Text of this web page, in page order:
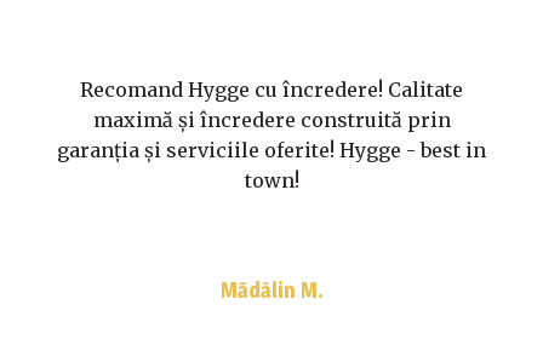
Recomand Hygge cu încredere! Calitate
maximă și încredere construită prin
garanția și serviciile oferite! Hygge - best in
town!
Mădălin M.